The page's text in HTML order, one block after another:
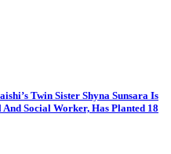
Twin Sister Shyna Sunsara Is
Social Worker, Has Planted 18